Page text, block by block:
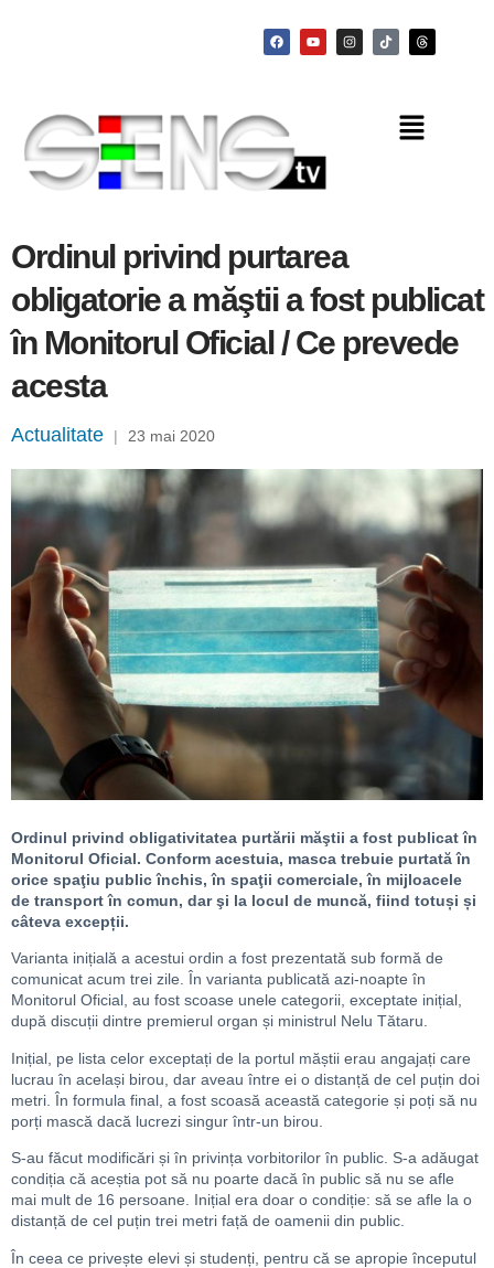
Ordinul privind purtarea
obligatorie a măştii a fost publicat
în Monitorul Oficial / Ce prevede
acesta
Actualitate | 23 mai 2020
Ordinul privind obligativitatea purtării măştii a fost publicat în
Monitorul Oficial. Conform acestuia, masca trebuie purtată în
orice spaţiu public închis, în spaţii comerciale, în mijloacele
de transport în comun, dar şi la locul de muncă, fiind totuși și
câteva excepții.
Varianta inițială a acestui ordin a fost prezentată sub formă de
comunicat acum trei zile. În varianta publicată azi-noapte în
Monitorul Oficial, au fost scoase unele categorii, exceptate inițial,
după discuții dintre premierul organ și ministrul Nelu Tătaru.
Inițial, pe lista celor exceptați de la portul măștii erau angajați care
lucrau în același birou, dar aveau între ei o distanță de cel puțin doi
metri. În formula final, a fost scoasă această categorie și poți să nu
porți mască dacă lucrezi singur într-un birou.
S-au făcut modificări și în privința vorbitorilor în public. S-a adăugat
condiția că aceștia pot să nu poarte dacă în public să nu se afle
mai mult de 16 persoane. Inițial era doar o condiție: să se afle la o
distanță de cel puțin trei metri față de oamenii din public.
În ceea ce privește elevi și studenți, pentru că se apropie începutul